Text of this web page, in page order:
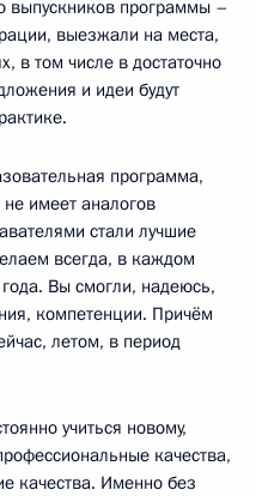
выпускников программы –
выезжали на места,
в том числе в достаточно
и идеи будут
программа,
имеет аналогов
стали лучшие
всегда, в каждом
Вы смогли, надеюсь,
компетенции. Причём
летом, в период
учиться новому,
качества,
качества. Именно без